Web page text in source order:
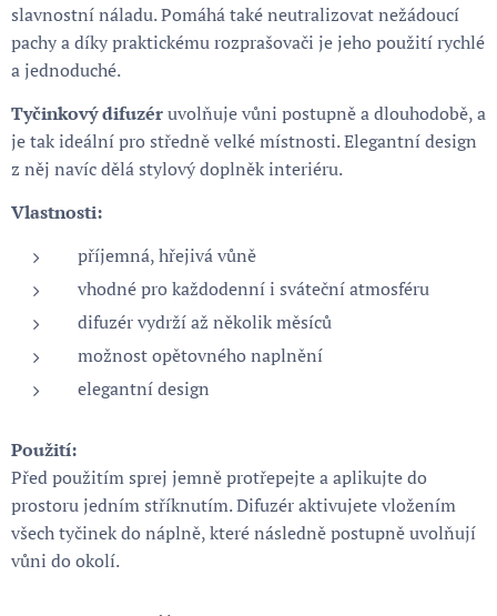
slavnostní náladu. Pomáhá také neutralizovat nežádoucí
pachy a díky praktickému rozprašovači je jeho použití rychlé
a jednoduché.
Tyčinkový difuzéruvolňuje vůni postupně a dlouhodobě, a
je tak ideální pro středně velké místnosti. Elegantní design
z něj navíc dělá stylový doplněk interiéru.
Vlastnosti:
příjemná, hřejivá vůně
vhodné pro každodenní i sváteční atmosféru
difuzér vydrží až několik měsíců
možnost opětovného naplnění
elegantní design
Použití:
Před použitím sprej jemně protřepejte a aplikujte do
prostoru jedním stříknutím. Difuzér aktivujete vložením
všech tyčinek do náplně, které následně postupně uvolňují
vůni do okolí.